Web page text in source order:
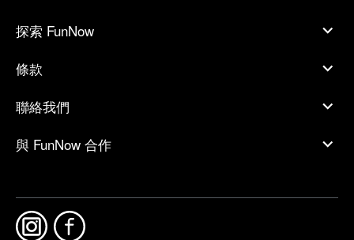
探索 FunNow
條款
聯絡我們
與 FunNow 合作